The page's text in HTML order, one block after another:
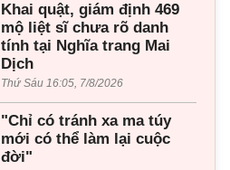
Khai quật, giám định 469
mộ liệt sĩ chưa rõ danh
tính tại Nghĩa trang Mai
Dịch
Thứ Sáu 16:05, 7/8/2026
"Chỉ có tránh xa ma túy
mới có thể làm lại cuộc
đời"